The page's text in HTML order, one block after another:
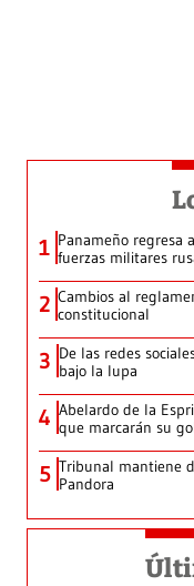
1 Panameño regresa
fuerzas militares
2 Cambios al
constitucional
3 De las redes
bajo la lupa
4 Abelardo de la
que marcarán su
5 Tribunal mantiene
Pandora